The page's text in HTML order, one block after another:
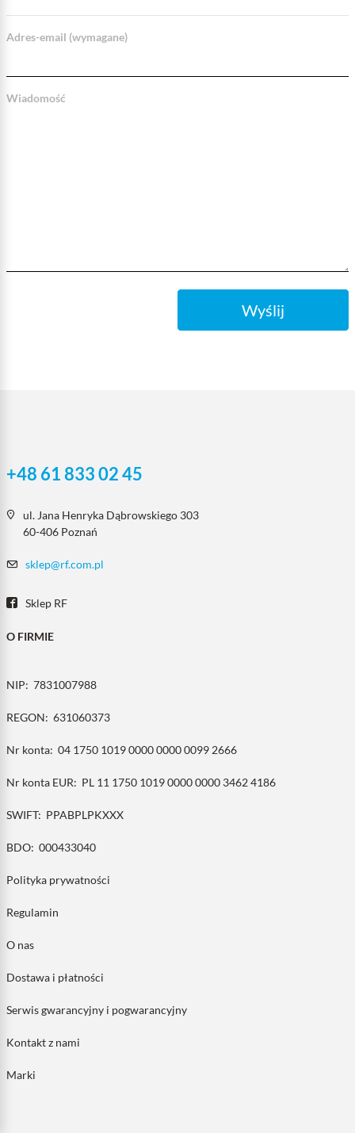
Adres-email (wymagane)
Wiadomość
Wyślij
+48 61 833 02 45
ul. Jana Henryka Dąbrowskiego 303
60-406 Poznań
sklep@rf.com.pl
Sklep RF
O FIRMIE
NIP: 7831007988
REGON: 631060373
Nr konta: 04 1750 1019 0000 0000 0099 2666
Nr konta EUR: PL 11 1750 1019 0000 0000 3462 4186
SWIFT: PPABPLPKXXX
BDO: 000433040
Polityka prywatności
Regulamin
O nas
Dostawa i płatności
Serwis gwarancyjny i pogwarancyjny
Kontakt z nami
Marki